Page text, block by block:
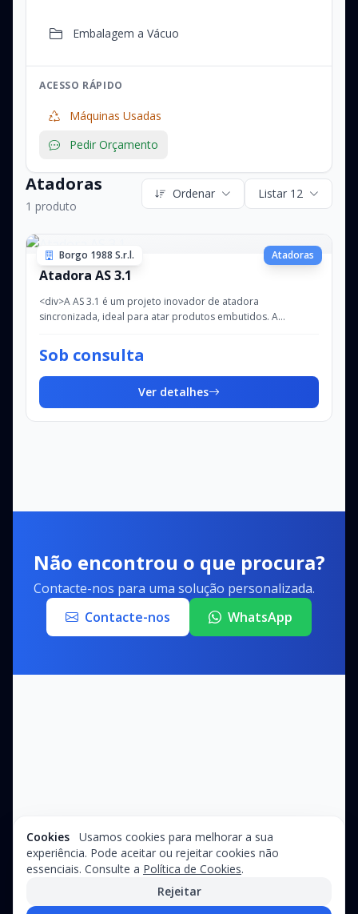
Cookies
Usamos cookies para melhorar a sua
experiência. Pode aceitar ou rejeitar cookies não
essenciais. Consulte a Política de Cookies.
Rejeitar
Embalagem a Vácuo
ACESSO RÁPIDO
Máquinas Usadas
Pedir Orçamento
Atadoras
1 produto
Ordenar Listar 12
Borgo 1988 S.r.l. Atadoras
Atadora AS 3.1
<div>A AS 3.1 é um projeto inovador de atadora
sincronizada, ideal para atar produtos embutidos. A
Sob consulta
Ver detalhes
Não encontrou o que procura?
Contacte-nos para uma solução personalizada.
Contacte-nos
WhatsApp